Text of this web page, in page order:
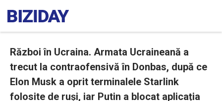
Război în Ucraina. Armata Ucraineană a
trecut la contraofensivă în Donbas, după ce
Elon Musk a oprit terminalele Starlink
folosite de ruși, iar Putin a blocat aplicația